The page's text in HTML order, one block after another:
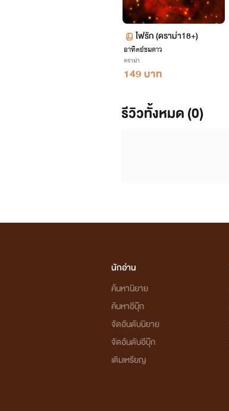
ไฟรัก (ดราม่า18+)
อาทิตย์ชมดาว
ดราม่า
149 บาท
รีวิวทั้งหมด (0)
นักอ่าน
ค้นหานิยาย
ค้นหาอีบุ๊ก
จัดอันดับนิยาย
จัดอันดับอีบุ๊ก
เติมเหรียญ